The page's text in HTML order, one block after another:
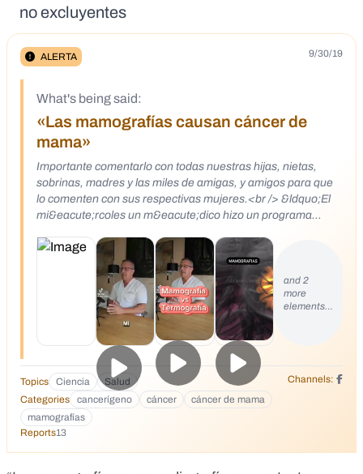
no excluyentes
ALERTA 9/30/19
What's being said:
«Las mamografías causan cáncer de
mama»
Importante comentarlo con todas nuestras hijas, nietas,
sobrinas, madres y las miles de amigas, y amigos para que
lo comenten con sus respectivas mujeres.<br /> &ldquo;El
mi&eacute;rcoles un m&eacute;dico hizo un programa
est&aacute; expandiendo r&aacute;pidamente entre las
mujeres. &nbsp;All&iacute; expres&oacute; que
posiblemente sea consecuencia de las radiograf&iacute;as
dentales y las MAMOGRAF&Iacute;AS.&nbsp;<br /> En el
delantal que los radi&oacute;logos ponen en el pecho, hay
una peque&ntilde;a pesta&ntilde;a que puede ser levantada
y se adosa al cuello (tapando la gl&aacute;ndula Tiroides
).&nbsp;<br /> Normalmente los tecnicos NO LO USAN, NI
AVISAN!!!. Tambi&eacute;n hay un &ldquo;GUARDA
TIROIDES&rdquo; para ser usado durante las
mamograf&iacute;as.... que HAY QUE SOLICITARLO AL
HAC&Eacute;RSELA.<br /> &ldquo;Ahora viene el
and 2
more
elements…
Topics Ciencia Salud
Channels:
Categories
cancerígeno cáncer
cáncer de mama
mamografías
Reports13